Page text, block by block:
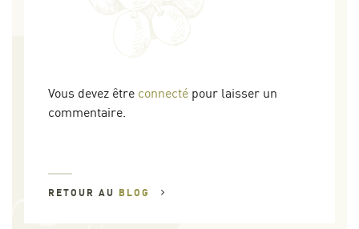
Vous devez être connecté pour laisser un
commentaire.
RETOUR AU BLOG